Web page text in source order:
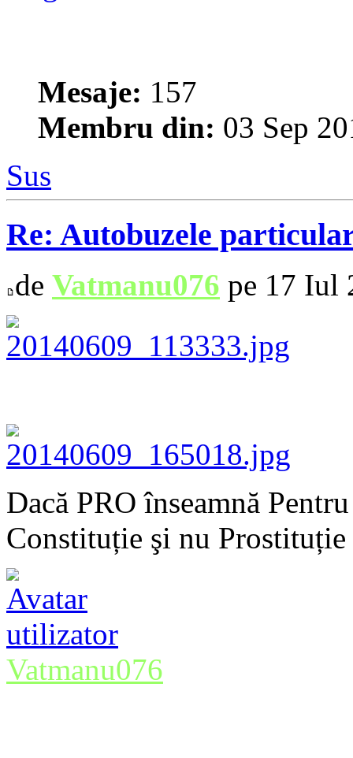
Mesaje: 157
Membru din: 03 Sep
Sus
Re: Autobuzele
de Vatmanu076 pe 17 Iul
Dacă PRO înseamnă
Constituție şi nu Prostituție
Vatmanu076